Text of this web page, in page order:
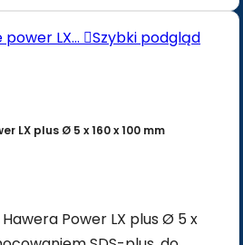
Szybki podgląd
LX plus Ø 5 x 160 x 100 mm
Power LX plus Ø 5 x